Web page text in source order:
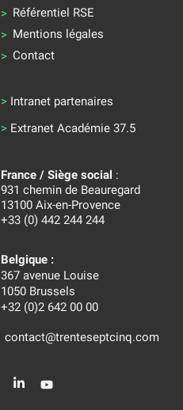
Référentiel RSE
Mentions légales
Contact
> Intranet partenaires
> Extranet Académie 37.5
France / Siège social :
931 chemin de Beauregard
13100 Aix-en-Provence
+33 (0) 442 244 244
Belgique :
367 avenue Louise
1050 Brussels
+32 (0)2 642 00 00
contact@trenteseptcinq.com